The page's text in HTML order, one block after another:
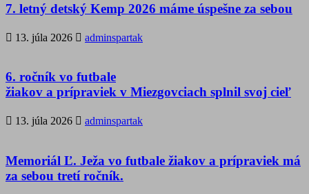
7. letný detský Kemp 2026 máme úspešne za sebou
13. júla 2026 adminspartak
6. ročník vo futbale
žiakov a prípraviek v Miezgovciach splnil svoj cieľ
13. júla 2026 adminspartak
Memoriál Ľ. Ježa vo futbale žiakov a prípraviek má
za sebou tretí ročník.